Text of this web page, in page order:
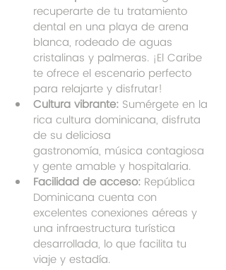
recuperarte de tu tratamiento
dental en una playa de arena
blanca, rodeado de aguas
cristalinas y palmeras. ¡El Caribe
te ofrece el escenario perfecto
para relajarte y disfrutar!
Cultura vibrante: Sumérgete en la
rica cultura dominicana, disfruta
de su deliciosa
gastronomía, música contagiosa
y gente amable y hospitalaria.
Facilidad de acceso: República
Dominicana cuenta con
excelentes conexiones aéreas y
una infraestructura turística
desarrollada, lo que facilita tu
viaje y estadía.